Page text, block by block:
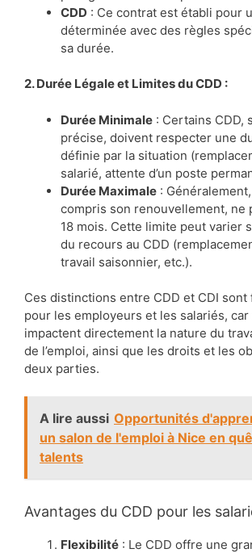
CDD : Ce contrat est établi pour
déterminée avec des règles
sa durée.
2. Durée Légale et Limites du CDD :
Durée Minimale : Certains CDD,
précise, doivent respecter une
définie par la situation
salarié, attente d’un poste
Durée Maximale :
compris son renouvellement, ne
18 mois. Cette limite peut varier
du recours au CDD
travail saisonnier, etc.).
Ces distinctions entre CDD et CDI sont
pour les employeurs et les salariés, car
impactent directement la nature du
de l’emploi, ainsi que les droits et les
deux parties.
A lire aussi Opportunités
un salon de l'emploi à Nice en
talents
Avantages du CDD pour les
Flexibilité : Le CDD offre une